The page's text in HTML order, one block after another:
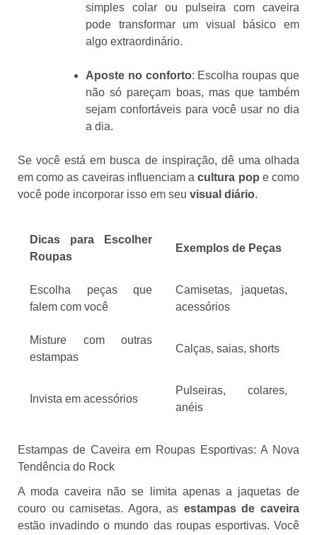
simples colar ou pulseira com caveira
pode transformar um visual básico em
algo extraordinário.
Aposte no conforto: Escolha roupas que
não só pareçam boas, mas que também
sejam confortáveis para você usar no dia
a dia.
Se você está em busca de inspiração, dê uma olhada
em como as caveiras influenciam acultura pop e como
você pode incorporar isso em seu visual diário.
Dicas para Escolher
Roupas
Exemplos de Peças
Escolha peças que
falem com você
Camisetas, jaquetas,
acessórios
Misture com outras
estampas
Calças, saias, shorts
Invista em acessórios
Pulseiras, colares,
anéis
Estampas de Caveira em Roupas Esportivas: A Nova
Tendência do Rock
A moda caveira não se limita apenas a jaquetas de
couro ou camisetas. Agora, as estampas de caveira
estão invadindo o mundo das roupas esportivas. Você